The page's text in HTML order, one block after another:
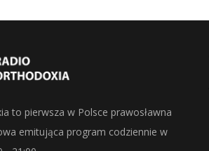
to pierwsza w Polsce prawosławna
emitująca program codziennie w